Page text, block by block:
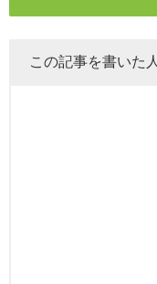
この記事を書いた人